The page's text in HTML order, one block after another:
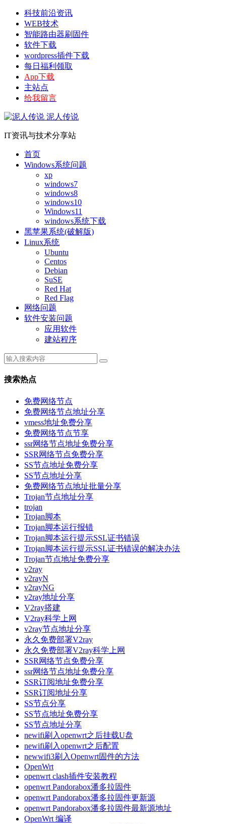
科技前沿资讯
WEB技术
智能路由器刷固件
软件下载
wordpress插件下载
每日福利领取
App下载
主站点
给我留言
泥人传说
IT资讯与技术分享站
首页
Windows系统问题
xp
windows7
windows8
windows10
Windows11
windows系统下载
黑苹果系统(破解版)
Linux系统
Ubuntu
Centos
Debian
SuSE
Red Hat
Red Flag
网络问题
软件安装问题
应用软件
建站程序
搜索热点
免费网络节点
免费网络节点地址分享
vmess地址免费分享
免费网络节点节享
ssr网络节点地址免费分享
SSR网络节点免费分享
SS节点地址免费分享
SS节点地址分享
免费网络节点地址批量分享
Trojan节点地址分享
trojan
Trojan脚本
Trojan脚本运行报错
Trojan脚本运行提示SSL证书错误
Trojan脚本运行提示SSL证书错误的解决办法
Trojan节点地址免费分享
v2ray
v2rayN
v2rayNG
v2ray地址分享
V2ray搭建
V2ray科学上网
v2ray节点地址分享
永久免费部署V2ray
永久免费部署V2ray科学上网
SSR网络节点免费分享
ssr网络节点地址免费分享
SSR订阅地址免费分享
SSR订阅地址分享
SS节点分享
SS节点地址免费分享
SS节点地址分享
newifi刷入openwrt之后挂载U盘
newifi刷入openwrt之后配置
newwifi3刷入Openwrt固件的方法
OpenWrt
openwrt clash插件安装教程
openwrt Pandorabox潘多拉固件
openwrt Pandorabox潘多拉固件更新源
openwrt Pandorabox潘多拉固件最新源地址
OpenWrt 编译